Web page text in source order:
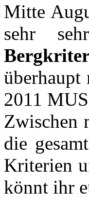
Mitte
sehr
überhaupt
2011
Zwischen
die
Kriterien
könnt ihr